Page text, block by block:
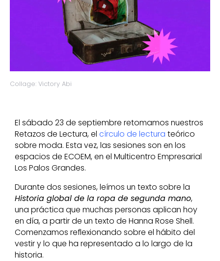
Collage: Victory Abi
El sábado 23 de septiembre retomamos nuestros
Retazos de Lectura, el círculo de lectura teórico
sobre moda. Esta vez, las sesiones son en los
espacios de ECOEM, en el Multicentro Empresarial
Los Palos Grandes.
Durante dos sesiones, leímos un texto sobre la
Historia global de la ropa de segunda mano,
una práctica que muchas personas aplican hoy
en día, a partir de un texto de Hanna Rose Shell.
Comenzamos reflexionando sobre el hábito del
vestir y lo que ha representado a lo largo de la
historia.